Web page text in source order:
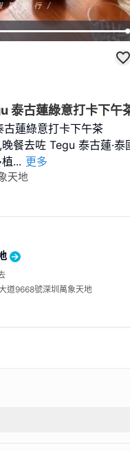
Loaded:
100.00%
泰古蓮綠意打卡下午
蓮綠意打卡下午茶
餐去咗 Tegu 泰古蓮·泰
... 更多
天地
道9668號深圳萬象天地